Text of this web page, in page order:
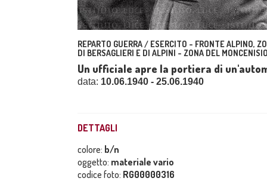
REPARTO GUERRA / ESERCITO - FRONTE ALPINO,
DI BERSAGLIERI E DI ALPINI - ZONA DEL
Un ufficiale apre la portiera di
data: 10.06.1940 - 25.06.1940
DETTAGLI
colore: b/n
oggetto: materiale vario
codice foto: RG00000316